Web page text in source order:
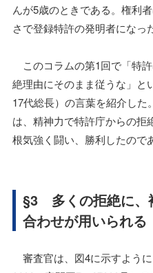
んが5歳のときである。権利
さで登録特許の発明者になっ
このコラムの第1回で「特
絶理由にそのまま従うな」と
17代総長）の言葉を紹介した
は、精神力で特許庁からの拒
根気強く闘い、勝利したので
§3 多くの拒絶に、
合わせが用いられる
審査官は、図4に示すよう